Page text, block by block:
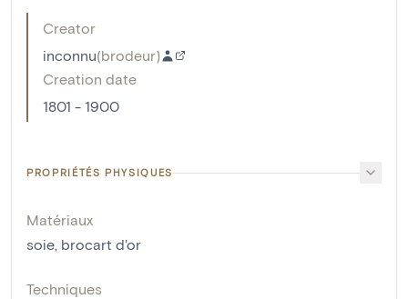
Creator
inconnu(brodeur)
Creation date
1801 - 1900
PROPRIÉTÉS PHYSIQUES
Matériaux
soie, brocart d'or
Techniques